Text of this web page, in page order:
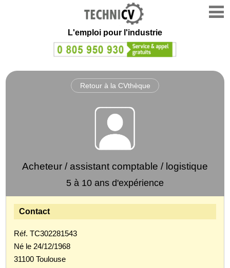
L'emploi pour l'industrie
Retour à la CVthèque
Acheteur / assistant comptable / logistique
5 à 10 ans d'expérience
Contact
Réf. TC302281543
Né le 24/12/1968
31100 Toulouse